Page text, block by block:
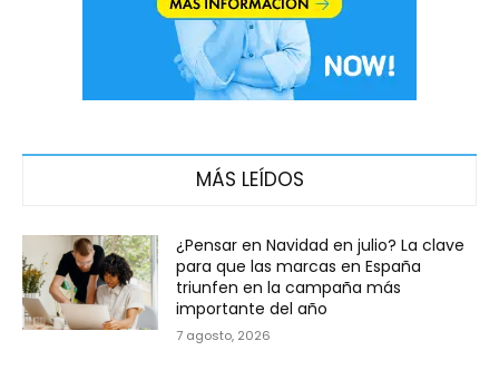
MÁS LEÍDOS
¿Pensar en Navidad en julio? La clave
para que las marcas en España
triunfen en la campaña más
importante del año
7 agosto, 2026